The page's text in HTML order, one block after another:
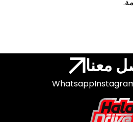
معنا
Whatsapp